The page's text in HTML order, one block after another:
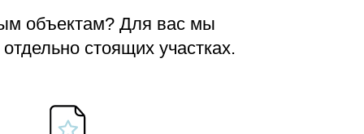
объектам? Для вас мы
стоящих участках.